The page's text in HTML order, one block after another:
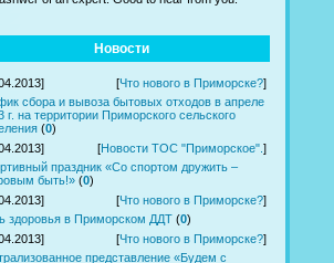
Новости
[Что нового в Приморске?]
сбора и вывоза бытовых отходов в апреле
г. на территории Приморского сельского
(0)
[Новости ТОС "Приморское". ]
праздник «Со спортом дружить –
быть!» (0)
[Что нового в Приморске?]
здоровья в Приморском ДДТ (0)
[Что нового в Приморске?]
представление «Будем с